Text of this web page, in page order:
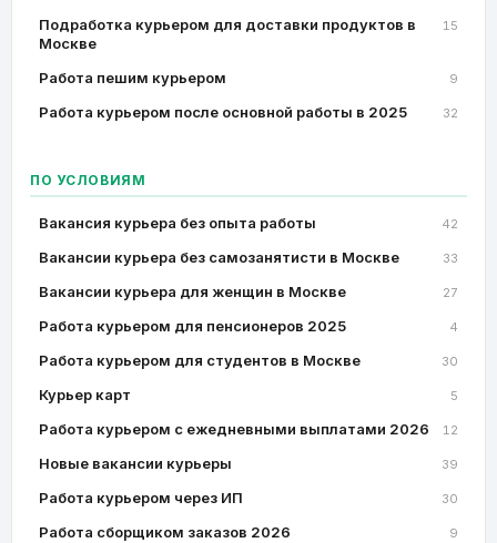
Подработка курьером для доставки продуктов в
Москве
15
Работа пешим курьером 9
Работа курьером после основной работы в 2025 32
ПО УСЛОВИЯМ
Вакансия курьера без опыта работы 42
Вакансии курьера без самозанятисти в Москве 33
Вакансии курьера для женщин в Москве 27
Работа курьером для пенсионеров 2025 4
Работа курьером для студентов в Москве 30
Курьер карт 5
Работа курьером с ежедневными выплатами 2026 12
Новые вакансии курьеры 39
Работа курьером через ИП 30
Работа сборщиком заказов 2026 9